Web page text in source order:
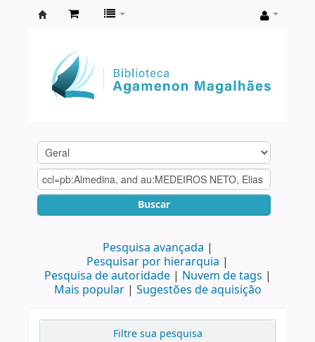
Agamenon
Magalhães
Buscar
Pesquisa avançada
Pesquisar por hierarquia
Pesquisa de autoridade
Nuvem de tags
Mais popular
Sugestões de aquisição
Filtre sua pesquisa